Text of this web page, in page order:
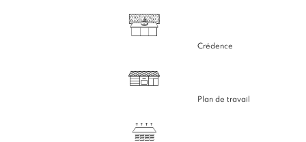
Crédence
Plan de travail